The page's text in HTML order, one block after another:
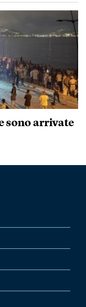
sono arrivate